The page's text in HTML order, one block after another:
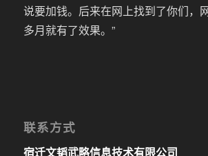
说要加钱。后来在网上找到了你们，
多月就有了效果。”
联系方式
宿迁文韬武略信息技术有限公司